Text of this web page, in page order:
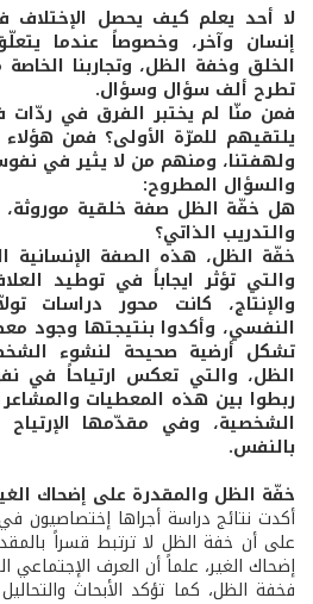
لا أحد يعلم كيف يحصل
إنسان وآخر، وخصوصاً عندما
الخلق وخفة الظل، وتجاربنا
تطرح ألف سؤال وسؤال.
فمن منّا لم يختبر الفرق في ردّات
يلتقيهم للمرّة الأولى؟ فمن
ولهفتنا، ومنهم من لا يثير في
والسؤال المطروح:
هل خفّة الظل صفة خلقية موروثة،
والتدريب الذاتي؟
خفّة الظل، هذه الصفة الإنسانية
والتي تؤثر ايجاباً في توطيد
والإنتاج، كانت محور دراسات
النفسي، وأكدوا بنتيجتها وجود
تشكل أرضية صحيحة لنشوء
الظل، والتي تعكس ارتياحاً في
ربطوا بين هذه المعطيات
الشخصية، وفي مقدّمها الإرتياح
بالنفس.
خفّة الظل والمقدرة على إضحاك
أكدت نتائج دراسة أجراها إختصاصيون
على أن خفة الظل لا ترتبط قسراً
إضحاك الغير، علماً أن العرف الإجتماعي
فخفة الظل، كما تؤكد الأبحاث